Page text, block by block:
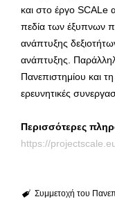
και στο έργο SCALe
πεδία των έξυπνων
ανάπτυξης
ανάπτυξης.
Πανεπιστημίου και
ερευνητικές
Περισσότερες
https://
Συμμετοχή του